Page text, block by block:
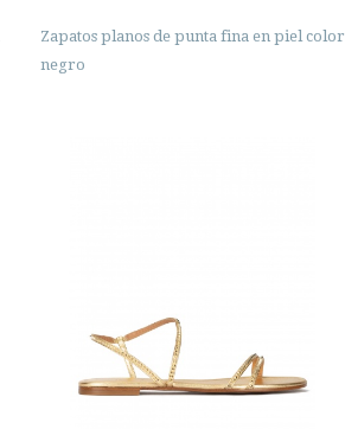
Zapatos planos de punta fina en piel color
negro